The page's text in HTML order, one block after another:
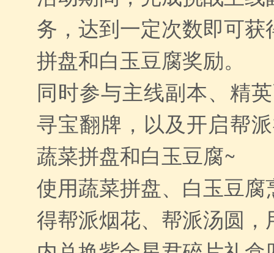
务，达到一定次数即可
拼盘和白玉豆腐奖励。
同时参与主线副本、精
寻宝翻牌，以及开启帮
蔬菜拼盘和白玉豆腐~
使用蔬菜拼盘、白玉豆
得帮派烟花、帮派汤圆